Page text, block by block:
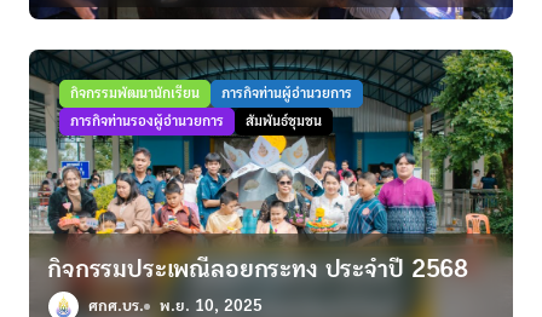
กิจกรรมพัฒนานักเรียน
ภารกิจท่านผู้อำนวยการ
ภารกิจท่านรองผู้อำนวยการ
สัมพันธ์ชุมชน
กิจกรรมประเพณีลอยกระทง ประจำปี 2568
ศกศ.บร. พ.ย. 10, 2025